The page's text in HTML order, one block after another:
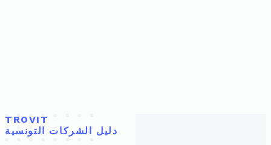
TROVIT
دليل الشركات التونسية